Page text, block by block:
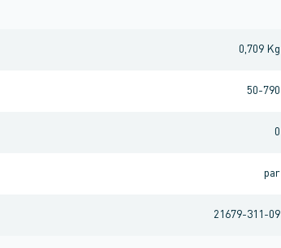
0,709 Kg
50-790
0
par
21679-311-09